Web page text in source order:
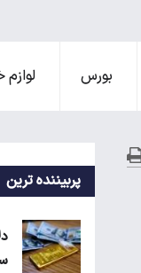
بورس لوازم
پربیننده ترین